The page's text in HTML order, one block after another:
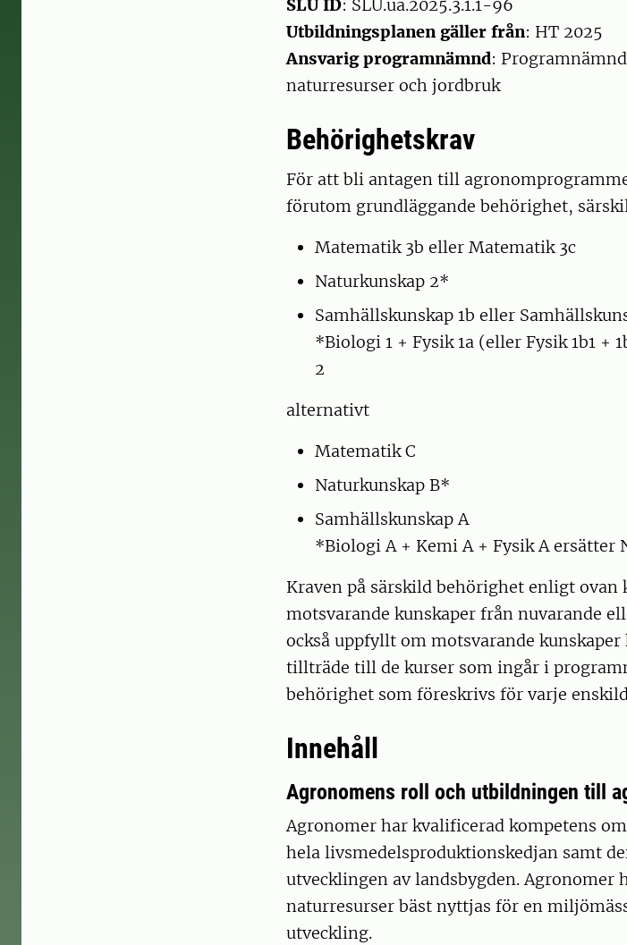
SLU ID: SLU.ua.2025.3.1.1-96
Utbildningsplanen gäller från: HT 2025
Ansvarig programnämnd:
naturresurser och jordbruk
Behörighetskrav
För att bli antagen till
förutom grundläggande behörighet,
Matematik 3b eller Matematik 3c
Naturkunskap 2*
Samhällskunskap 1b eller
*Biologi 1 + Fysik 1a (eller Fysik 1b1 +
2
alternativt
Matematik C
Naturkunskap B*
Samhällskunskap A
*Biologi A + Kemi A + Fysik A ersätter
Kraven på särskild behörighet enligt ovan
motsvarande kunskaper från nuvarande
också uppfyllt om motsvarande
tillträde till de kurser som ingår i
behörighet som föreskrivs för varje
Innehåll
Agronomens roll och utbildningen till
Agronomer har kvalificerad kompetens
hela livsmedelsproduktionskedjan samt
utvecklingen av landsbygden. Agronomer
naturresurser bäst nyttjas för en
utveckling.